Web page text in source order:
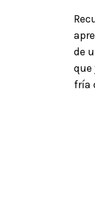
de
que
fría